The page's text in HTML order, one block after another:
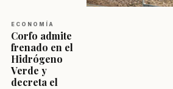
ECONOMÍA
Corfo admite
frenado en el
Hidrógeno
Verde y
decreta el